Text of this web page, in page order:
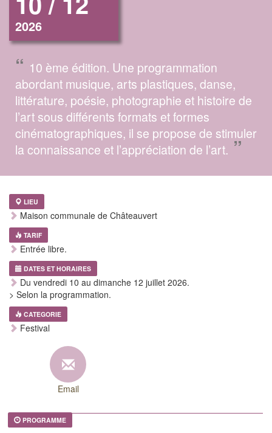
2026
“ 10 ème édition. Une programmation
abordant musique, arts plastiques, danse,
littérature, poésie, photographie et histoire de
l’art sous différents formats et formes
cinématographiques, il se propose de stimuler
la connaissance et l’appréciation de l’art. ”
LIEU
Maison communale de Châteauvert
TARIF
Entrée libre.
DATES ET HORAIRES
Du vendredi 10 au dimanche 12 juillet 2026.
> Selon la programmation.
CATEGORIE
Festival
Email
PROGRAMME